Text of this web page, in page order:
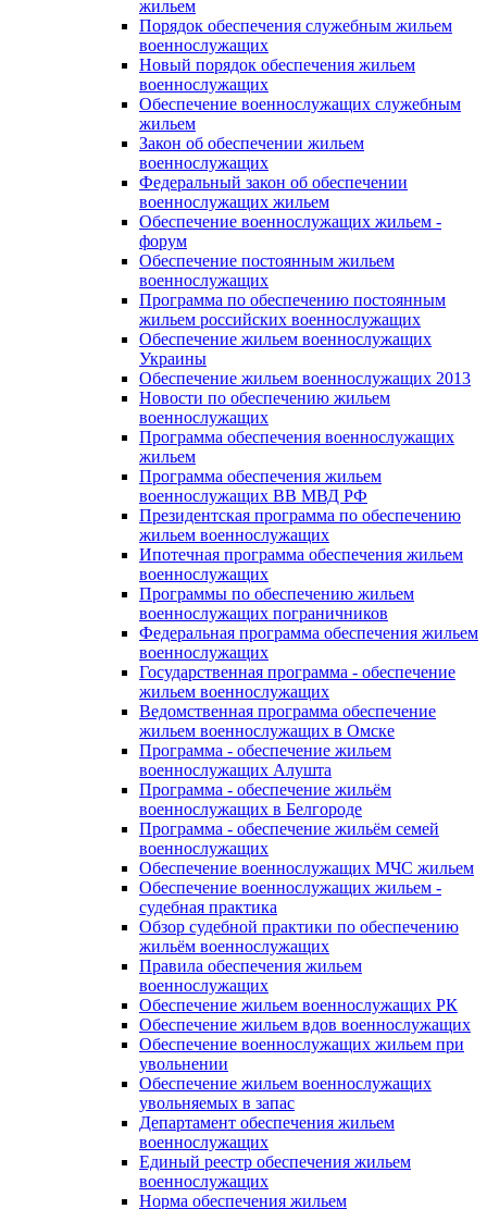
жильем
Порядок обеспечения служебным жильем
военнослужащих
Новый порядок обеспечения жильем
военнослужащих
Обеспечение военнослужащих служебным
жильем
Закон об обеспечении жильем
военнослужащих
Федеральный закон об обеспечении
военнослужащих жильем
Обеспечение военнослужащих жильем -
форум
Обеспечение постоянным жильем
военнослужащих
Программа по обеспечению постоянным
жильем российских военнослужащих
Обеспечение жильем военнослужащих
Украины
Обеспечение жильем военнослужащих 2013
Новости по обеспечению жильем
военнослужащих
Программа обеспечения военнослужащих
жильем
Программа обеспечения жильем
военнослужащих ВВ МВД РФ
Президентская программа по обеспечению
жильем военнослужащих
Ипотечная программа обеспечения жильем
военнослужащих
Программы по обеспечению жильем
военнослужащих пограничников
Федеральная программа обеспечения жильем
военнослужащих
Государственная программа - обеспечение
жильем военнослужащих
Ведомственная программа обеспечение
жильем военнослужащих в Омске
Программа - обеспечение жильем
военнослужащих Алушта
Программа - обеспечение жильём
военнослужащих в Белгороде
Программа - обеспечение жильём семей
военнослужащих
Обеспечение военнослужащих МЧС жильем
Обеспечение военнослужащих жильем -
судебная практика
Обзор судебной практики по обеспечению
жильём военнослужащих
Правила обеспечения жильем
военнослужащих
Обеспечение жильем военнослужащих РК
Обеспечение жильем вдов военнослужащих
Обеспечение военнослужащих жильем при
увольнении
Обеспечение жильем военнослужащих
увольняемых в запас
Департамент обеспечения жильем
военнослужащих
Единый реестр обеспечения жильем
военнослужащих
Норма обеспечения жильем